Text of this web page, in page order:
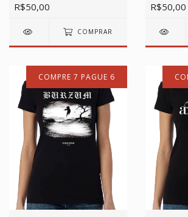
R$50,00
COMPRAR
R$50,00
COMPRE 7 PAGUE 6